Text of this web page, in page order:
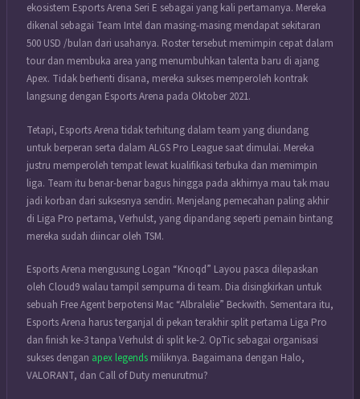
ekosistem Esports Arena Seri E sebagai yang kali pertamanya. Mereka
dikenal sebagai Team Intel dan masing-masing mendapat sekitaran
500 USD /bulan dari usahanya. Roster tersebut memimpin cepat dalam
tour dan membuka area yang menumbuhkan talenta baru di ajang
Apex. Tidak berhenti disana, mereka sukses memperoleh kontrak
langsung dengan Esports Arena pada Oktober 2021.
Tetapi, Esports Arena tidak terhitung dalam team yang diundang
untuk berperan serta dalam ALGS Pro League saat dimulai. Mereka
justru memperoleh tempat lewat kualifikasi terbuka dan memimpin
liga. Team itu benar-benar bagus hingga pada akhirnya mau tak mau
jadi korban dari suksesnya sendiri. Menjelang pemecahan paling akhir
di Liga Pro pertama, Verhulst, yang dipandang seperti pemain bintang
mereka sudah diincar oleh TSM.
Esports Arena mengusung Logan “Knoqd” Layou pasca dilepaskan
oleh Cloud9 walau tampil sempurna di team. Dia disingkirkan untuk
sebuah Free Agent berpotensi Mac “Albralelie” Beckwith. Sementara itu,
Esports Arena harus terganjal di pekan terakhir split pertama Liga Pro
dan finish ke-3 tanpa Verhulst di split ke-2. OpTic sebagai organisasi
sukses dengan apex legends miliknya. Bagaimana dengan Halo,
VALORANT, dan Call of Duty menurutmu?